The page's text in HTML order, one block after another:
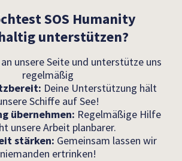
SOS Humanity
unterstützen?
unsere Seite und unterstütze uns
regelmäßig
Deine Unterstützung hält
Schiffe auf See!
übernehmen: Regelmäßige Hilfe
unsere Arbeit planbarer.
stärken: Gemeinsam lassen wir
niemanden ertrinken!